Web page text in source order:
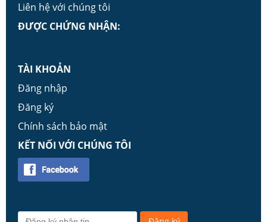
Liên hệ với chúng tôi
ĐƯỢC CHỨNG NHẬN:
TÀI KHOẢN
Đăng nhập
Đăng ký
Chính sách bảo mật
KẾT NỐI VỚI CHÚNG TÔI